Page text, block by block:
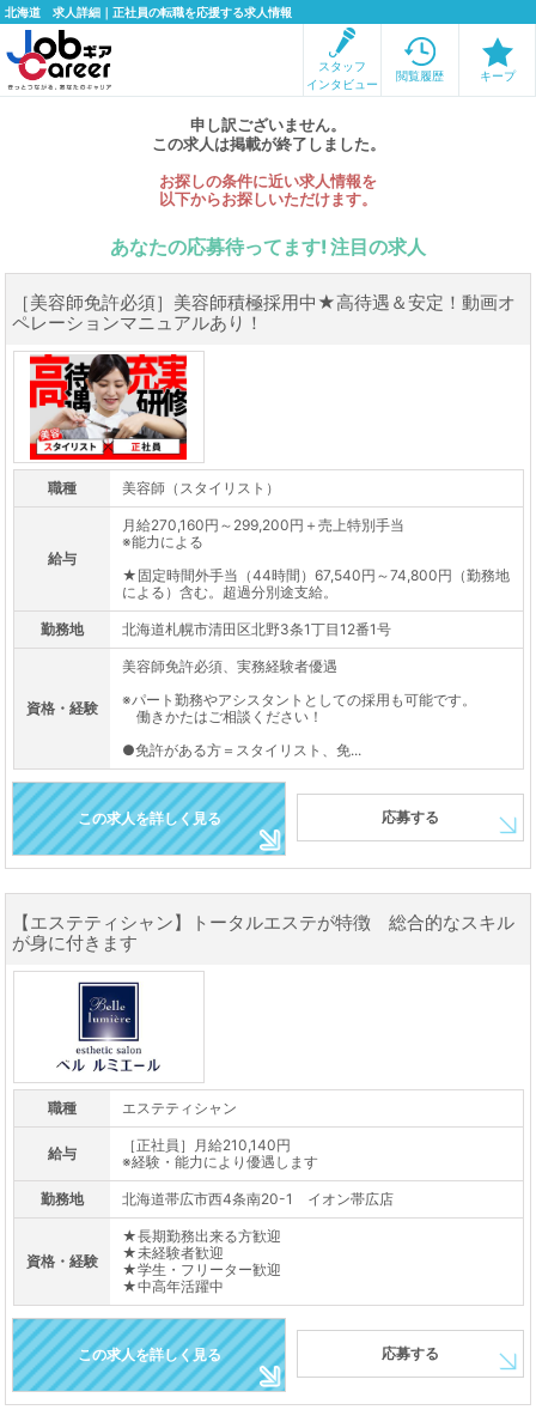
北海道 求人詳細｜正社員の転職を応援する求人情報
スタッフ
インタビュー
閲覧履歴 キープ
申し訳ございません。
この求人は掲載が終了しました。
お探しの条件に近い求人情報を
以下からお探しいただけます。
あなたの応募待ってます! 注目の求人
［美容師免許必須］美容師積極採用中★高待遇＆安定！動画オ
ペレーションマニュアルあり！
職種 美容師（スタイリスト）
給与
月給270,160円～299,200円＋売上特別手当
※能力による
★固定時間外手当（44時間）67,540円～74,800円（勤務地
による）含む。超過分別途支給。
勤務地 北海道札幌市清田区北野3条1丁目12番1号
資格・経験
美容師免許必須、実務経験者優遇
※パート勤務やアシスタントとしての採用も可能です。
働きかたはご相談ください！
●免許がある方＝スタイリスト、免...
この求人を詳しく見る 応募する
【エステティシャン】トータルエステが特徴 総合的なスキル
が身に付きます
職種 エステティシャン
給与
［正社員］月給210,140円
※経験・能力により優遇します
勤務地 北海道帯広市西4条南20-1 イオン帯広店
資格・経験
★長期勤務出来る方歓迎
★未経験者歓迎
★学生・フリーター歓迎
★中高年活躍中
この求人を詳しく見る 応募する